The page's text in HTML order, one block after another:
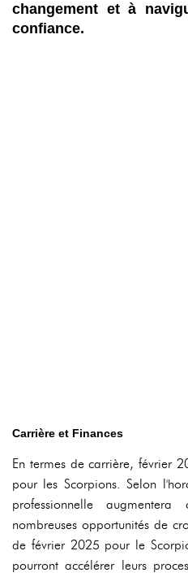
changement et à
confiance.
Carrière et Finances
En termes de carrière, février
pour les Scorpions. Selon
professionnelle
nombreuses opportunités de
de février 2025 pour le
pourront accélérer leurs